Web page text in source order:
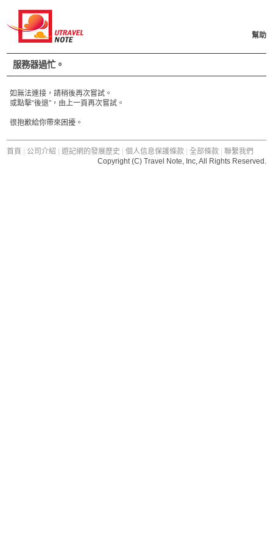
幫助
服務器過忙。
如無法連接，請稍後再次嘗試。
或點擊“後退”，由上一頁再次嘗試。
很抱歉給你帶來困擾。
首頁 公司介紹 |遊記網的發展歷史 |個人信息保護條款 |全部條款 |聯繫我們
Copyright (C) Travel Note, Inc, All Rights Reserved.